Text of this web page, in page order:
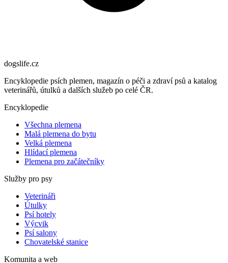
dogslife.cz
Encyklopedie psích plemen, magazín o péči a zdraví psů a katalog
veterinářů, útulků a dalších služeb po celé ČR.
Encyklopedie
Všechna plemena
Malá plemena do bytu
Velká plemena
Hlídací plemena
Plemena pro začátečníky
Služby pro psy
Veterináři
Útulky
Psí hotely
Výcvik
Psí salony
Chovatelské stanice
Komunita a web